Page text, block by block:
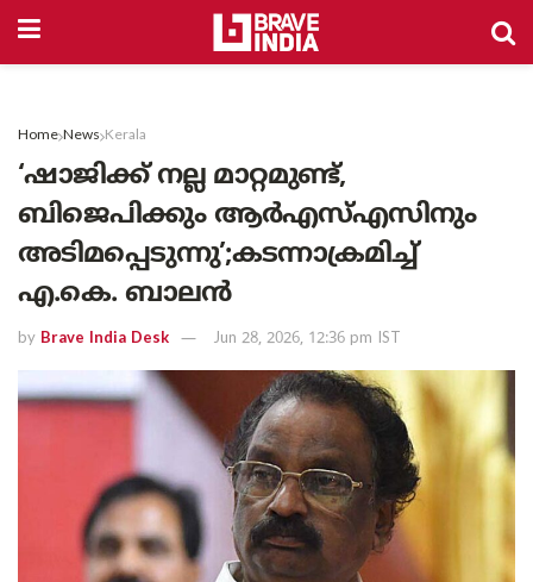
Home News Kerala
‘ഷാജിക്ക് നല്ല മാറ്റമുണ്ട്,
ബിജെപിക്കും ആർഎസ്എസിനും
അടിമപ്പെടുന്നു’;കടന്നാക്രമിച്ച്
എ.കെ. ബാലൻ
by Brave India Desk Jun 28, 2026, 12:36 pm IST